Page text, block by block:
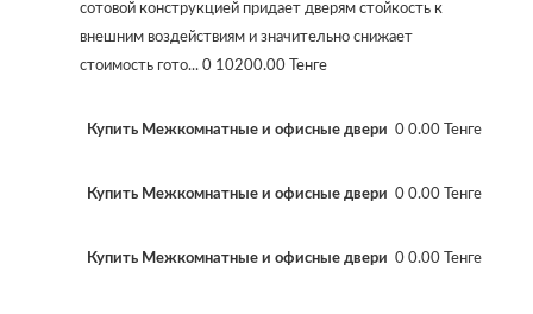
сотовой конструкцией придает дверям стойкость к
внешним воздействиям и значительно снижает
стоимость гото... 0 10200.00 Тенге
Купить Межкомнатные и офисные двери 0 0.00 Тенге
Купить Межкомнатные и офисные двери 0 0.00 Тенге
Купить Межкомнатные и офисные двери 0 0.00 Тенге